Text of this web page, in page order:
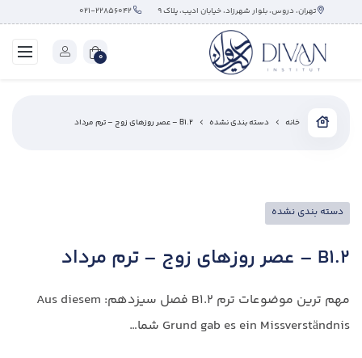
تهران، دروس، بلوار شهرزاد، خیابان ادیب، پلاک ۹
0
خانه دسته بندی نشده B1.2 – عصر روزهای زوج – ترم مرداد
دسته بندی نشده
B1.2 – عصر روزهای زوج – ترم مرداد
مهم ترین موضوعات ترم B1.2 فصل سیزدهم: Aus diesem
Grund gab es ein Missverständnis شما…